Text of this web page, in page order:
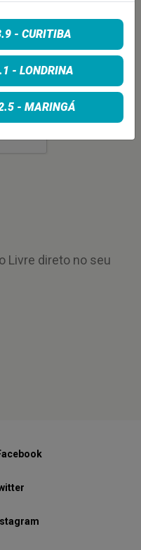
Livre direto no seu
- CURITIBA
- LONDRINA
- MARINGÁ